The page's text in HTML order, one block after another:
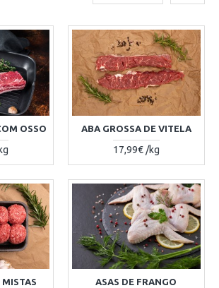
OSSO ABA GROSSA DE VITELA
17,99€ /kg
ASAS DE FRANGO